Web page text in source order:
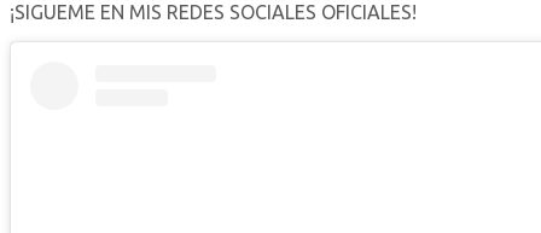
¡SIGUEME EN MIS REDES SOCIALES OFICIALES!